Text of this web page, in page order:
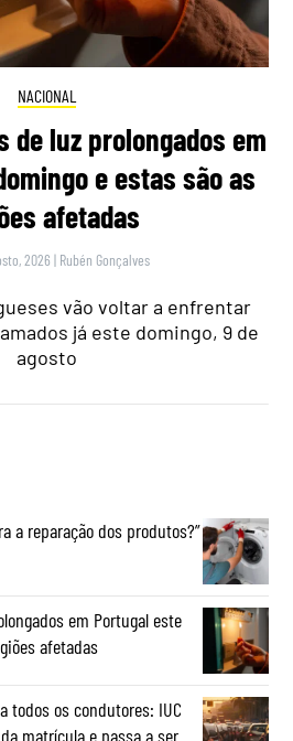
NACIONAL
de luz prolongados em
e estas são as
afetadas
2026 | Rubén Gonçalves
vão voltar a enfrentar
já este domingo, 9 de
agosto
a reparação dos produtos?”
em Portugal este
afetadas
todos os condutores: IUC
matrícula e passa a ser